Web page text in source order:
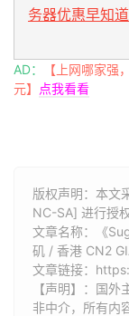
务器优惠早知道
AD：
【上网哪家
元】
点我看看
版权声明：本文
NC-SA] 进行授
文章名称：《
矶 / 香港 CN2
文章链接：
【声明】：国
非中介，所有内